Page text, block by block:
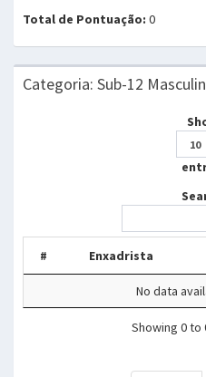
Total de Pontuação: 0
Categoria: Sub-12
# Enxadrista
No data
Showing 0 to